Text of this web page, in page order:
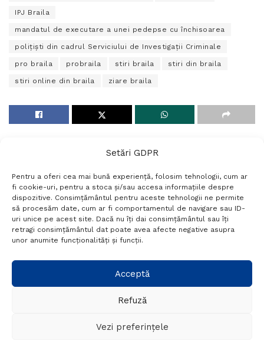
Setări GDPR
Pentru a oferi cea mai bună experiență, folosim tehnologii, cum ar
fi cookie-uri, pentru a stoca și/sau accesa informațiile despre
dispozitive. Consimțământul pentru aceste tehnologii ne permite
să procesăm date, cum ar fi comportamentul de navigare sau ID-
uri unice pe acest site. Dacă nu îți dai consimțământul sau îți
retragi consimțământul dat poate avea afecte negative asupra
unor anumite funcționalități și funcții.
Acceptă
Refuză
Vezi preferințele
IPJ Braila
mandatul de executare a unei pedepse cu închisoarea
poliţişti din cadrul Serviciului de Investigaţii Criminale
pro braila probraila stiri braila stiri din braila
stiri online din braila ziare braila
Termeni si conditii
Politică de confidențialitate
Politica cookies
Setări GDPR
+40 788 760 194